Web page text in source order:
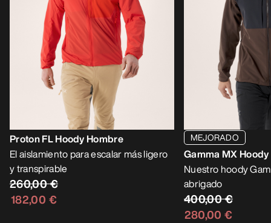
Proton FL Hoody Hombre
El aislamiento para escalar más ligero
y transpirable
260,00 €
182,00 €
MEJORADO
Gamma MX
Nuestro hoody
abrigado
400,00 €
280,00 €